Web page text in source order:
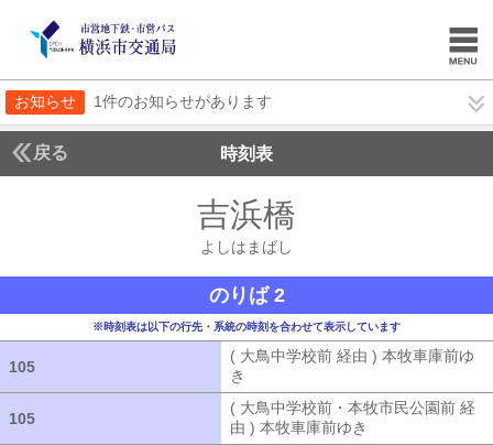
お知らせ 1件のお知らせがあります
戻る 時刻表
吉浜橋
よしはまばし
のりば 2
※時刻表は以下の行先・系統の時刻を合わせて表示しています
105
( 大鳥中学校前 経由 ) 本牧車庫前ゆ
き
105
( 大鳥中学校前・本牧市民公園前 経
由 ) 本牧車庫前ゆき